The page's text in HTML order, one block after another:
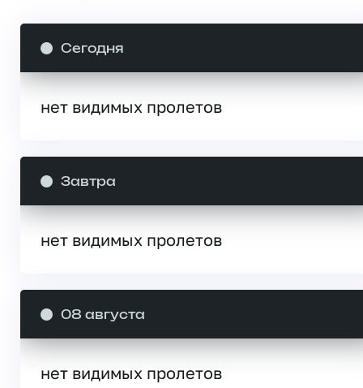
Сегодня
нет видимых пролетов
Завтра
нет видимых пролетов
08 августа
нет видимых пролетов